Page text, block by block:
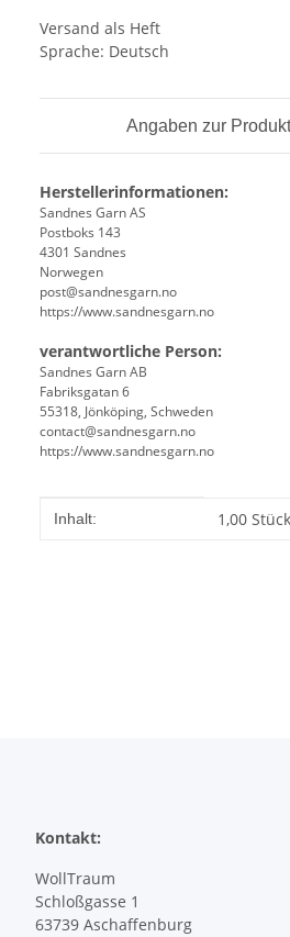
Versand als Heft
Sprache: Deutsch
Angaben zur
Herstellerinformationen:
Sandnes Garn AS
Postboks 143
4301 Sandnes
Norwegen
post@sandnesgarn.no
https://www.sandnesgarn.no
verantwortliche Person:
Sandnes Garn AB
Fabriksgatan 6
55318, Jönköping, Schweden
contact@sandnesgarn.no
https://www.sandnesgarn.no
Produkteigenschaft
Wert
Inhalt: 1,00 Stück
Kontakt:
WollTraum
Schloßgasse 1
63739 Aschaffenburg